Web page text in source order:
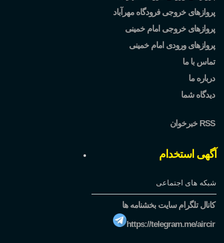
پروازهای خروجی فرودگاه مهرآباد
پروازهای خروجی امام خمینی
پروازهای ورودی امام خمینی
تماس با ما
درباره ما
دیدگاه شما
خبرخوان RSS
آگهی استخدام
شبکه های اجتماعی
کانال تلگرام سایت بخشنامه ها
https://telegram.me/aircir